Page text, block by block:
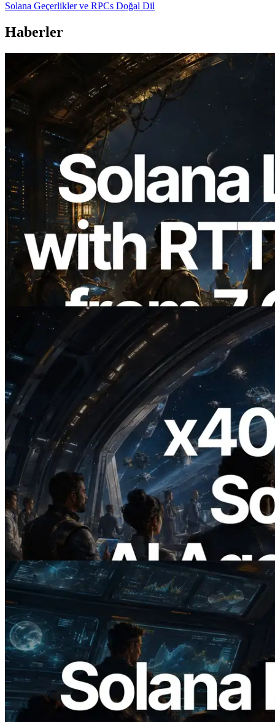
Solana Geçerlikler ve RPCs Doğal Dil
Haberler
2026.08.05
ERPC, Solana Leader Slot API'yi 7
küresel bölgeden ping ölçümüyle
genişletti — Validators Information API
de yayında
Bu makaleyi oku
2026.07.04
ERPC x402 destekli Solana RPC'yi
yayınladı — AI agent'ların ihtiyaç
duydukları API'ler için anında ödeme
yaptığı dönem
Bu makaleyi oku
2026.05.24